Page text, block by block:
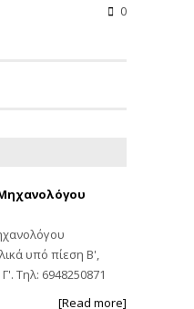
0
υπό πίεση Β',
Τηλ: 6948250871
[Read more]